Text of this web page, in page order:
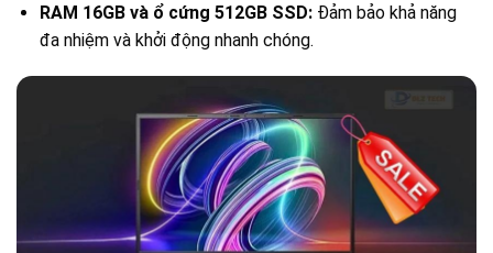
RAM 16GB và ổ cứng 512GB SSD:Đảm bảo khả năng
đa nhiệm và khởi động nhanh chóng.